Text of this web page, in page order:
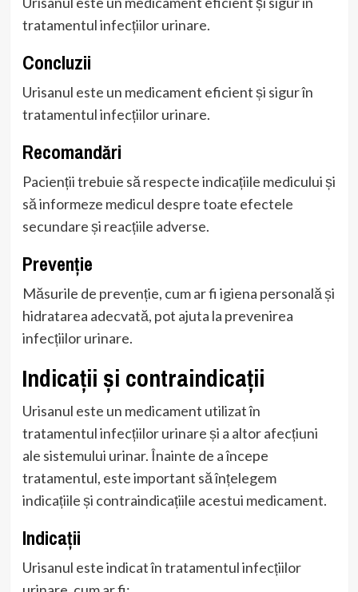
tratamentul infecțiilor urinare.
Concluzii
Urisanul este un medicament eficient și sigur în
tratamentul infecțiilor urinare.
Recomandări
Pacienții trebuie să respecte indicațiile medicului și
să informeze medicul despre toate efectele
secundare și reacțiile adverse.
Prevenție
Măsurile de prevenție, cum ar fi igiena personală și
hidratarea adecvată, pot ajuta la prevenirea
infecțiilor urinare.
Indicații și contraindicații
Urisanul este un medicament utilizat în
tratamentul infecțiilor urinare și a altor afecțiuni
ale sistemului urinar. Înainte de a începe
tratamentul, este important să înțelegem
indicațiile și contraindicațiile acestui medicament.
Indicații
Urisanul este indicat în tratamentul infecțiilor